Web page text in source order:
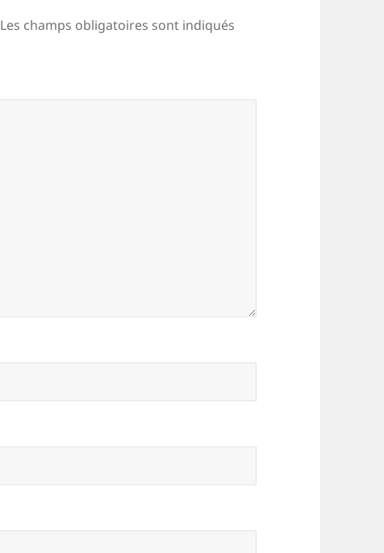
Les champs obligatoires sont indiqués